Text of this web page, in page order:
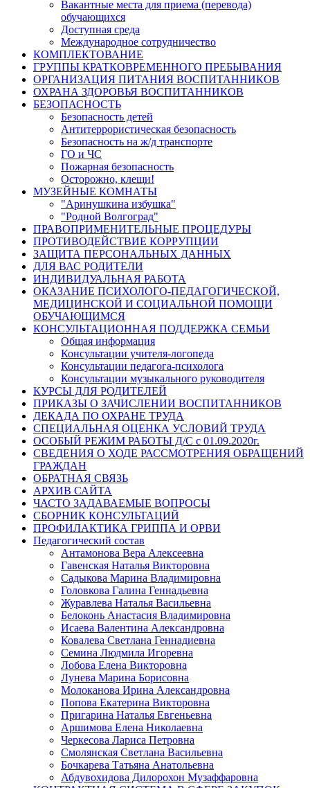
Вакантные места для приема (перевода)
обучающихся
Доступная среда
Международное сотрудничество
КОМПЛЕКТОВАНИЕ
ГРУППЫ КРАТКОВРЕМЕННОГО ПРЕБЫВАНИЯ
ОРГАНИЗАЦИЯ ПИТАНИЯ ВОСПИТАННИКОВ
ОХРАНА ЗДОРОВЬЯ ВОСПИТАННИКОВ
БЕЗОПАСНОСТЬ
Безопасность детей
Антитеррористическая безопасность
Безопасность на ж/д транспорте
ГО и ЧС
Пожарная безопасность
Осторожно, клещи!
МУЗЕЙНЫЕ КОМНАТЫ
"Аринушкина избушка"
"Родной Волгоград"
ПРАВОПРИМЕНИТЕЛЬНЫЕ ПРОЦЕДУРЫ
ПРОТИВОДЕЙСТВИЕ КОРРУПЦИИ
ЗАЩИТА ПЕРСОНАЛЬНЫХ ДАННЫХ
ДЛЯ ВАС РОДИТЕЛИ
ИНДИВИДУАЛЬНАЯ РАБОТА
ОКАЗАНИЕ ПСИХОЛОГО-ПЕДАГОГИЧЕСКОЙ,
МЕДИЦИНСКОЙ И СОЦИАЛЬНОЙ ПОМОЩИ
ОБУЧАЮЩИМСЯ
КОНСУЛЬТАЦИОННАЯ ПОДДЕРЖКА СЕМЬИ
Общая информация
Консультации учителя-логопеда
Консультации педагога-психолога
Консультации музыкального руководителя
КУРСЫ ДЛЯ РОДИТЕЛЕЙ
ПРИКАЗЫ О ЗАЧИСЛЕНИИ ВОСПИТАННИКОВ
ДЕКАДА ПО ОХРАНЕ ТРУДА
СПЕЦИАЛЬНАЯ ОЦЕНКА УСЛОВИЙ ТРУДА
ОСОБЫЙ РЕЖИМ РАБОТЫ Д/С с 01.09.2020г.
СВЕДЕНИЯ О ХОДЕ РАССМОТРЕНИЯ ОБРАЩЕНИЙ
ГРАЖДАН
ОБРАТНАЯ СВЯЗЬ
АРХИВ САЙТА
ЧАСТО ЗАДАВАЕМЫЕ ВОПРОСЫ
СБОРНИК КОНСУЛЬТАЦИЙ
ПРОФИЛАКТИКА ГРИППА И ОРВИ
Педагогический состав
Антамонова Вера Алексеевна
Гавенская Наталья Викторовна
Садыкова Марина Владимировна
Головкова Галина Геннадьевна
Журавлева Наталья Васильевна
Белоконь Анастасия Владимировна
Исаева Валентина Александровна
Ковалева Светлана Геннадиевна
Семина Людмила Игоревна
Лобова Елена Викторовна
Лунева Марина Борисовна
Молоканова Ирина Александровна
Попова Екатерина Викторовна
Пригарина Наталья Евгеньевна
Аршимова Елена Николаевна
Черкесова Лариса Петровна
Смолянская Светлана Васильевна
Бочкарева Татьяна Анатольевна
Абдувохидова Дилорохон Музаффаровна